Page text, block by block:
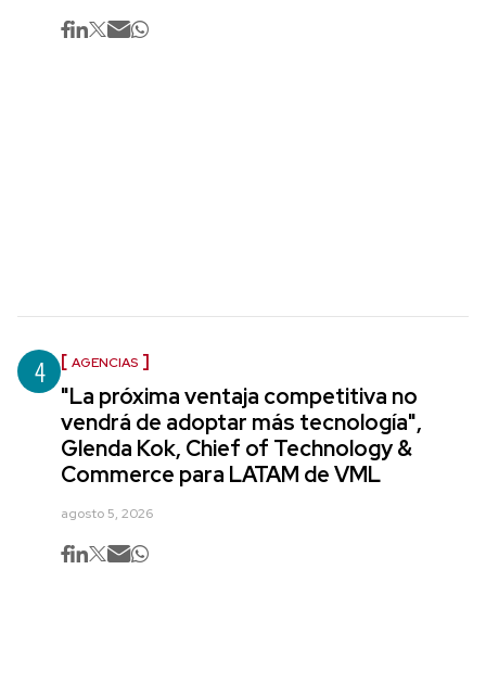
4 AGENCIAS
"La próxima ventaja competitiva no
vendrá de adoptar más tecnología",
Glenda Kok, Chief of Technology &
Commerce para LATAM de VML
agosto 5, 2026